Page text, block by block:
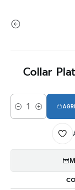
Collar
Cantidad